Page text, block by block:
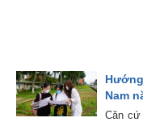
Nam
Căn cứ